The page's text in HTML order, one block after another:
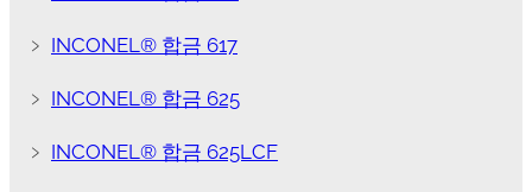
﹥ INCONEL® 합금 617
﹥ INCONEL® 합금 625
﹥ INCONEL® 합금 625LCF